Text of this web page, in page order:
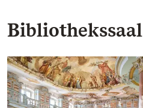
Bibliothekssaal